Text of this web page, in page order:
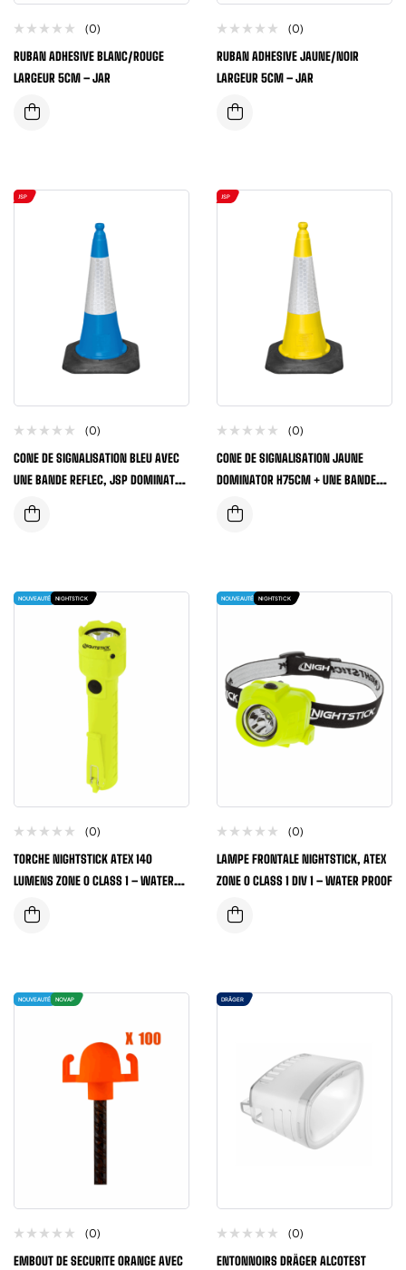
(0)
RUBAN ADHESIVE BLANC/ROUGE
LARGEUR 5CM – JAR
(0)
RUBAN ADHESIVE JAUNE/NOIR
LARGEUR 5CM – JAR
JSP
(0)
CONE DE SIGNALISATION BLEU AVEC
UNE BANDE REFLEC, JSP DOMINATOR
HAUTEUR – 75CM
JSP
(0)
CONE DE SIGNALISATION JAUNE
DOMINATOR H75CM + UNE BANDE
REFLECHISSANTE
NOUVEAUTÉ NIGHTSTICK
(0)
TORCHE NIGHTSTICK ATEX 140
LUMENS ZONE 0 CLASS 1 – WATER
PROOF
NOUVEAUTÉ NIGHTSTICK
(0)
LAMPE FRONTALE NIGHTSTICK, ATEX
ZONE 0 CLASS 1 DIV 1 – WATER PROOF
NOUVEAUTÉ NOVAP
(0)
EMBOUT DE SECURITE ORANGE AVEC
DRÄGER
(0)
ENTONNOIRS DRÄGER ALCOTEST